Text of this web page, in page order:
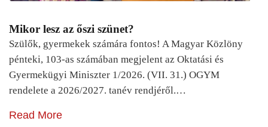
Mikor lesz az őszi szünet?
Szülők, gyermekek számára fontos! A Magyar Közlöny
pénteki, 103-as számában megjelent az Oktatási és
Gyermekügyi Miniszter 1/2026. (VII. 31.) OGYM
rendelete a 2026/2027. tanév rendjéről.…
Read More